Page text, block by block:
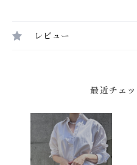
レビュー
最近チェ